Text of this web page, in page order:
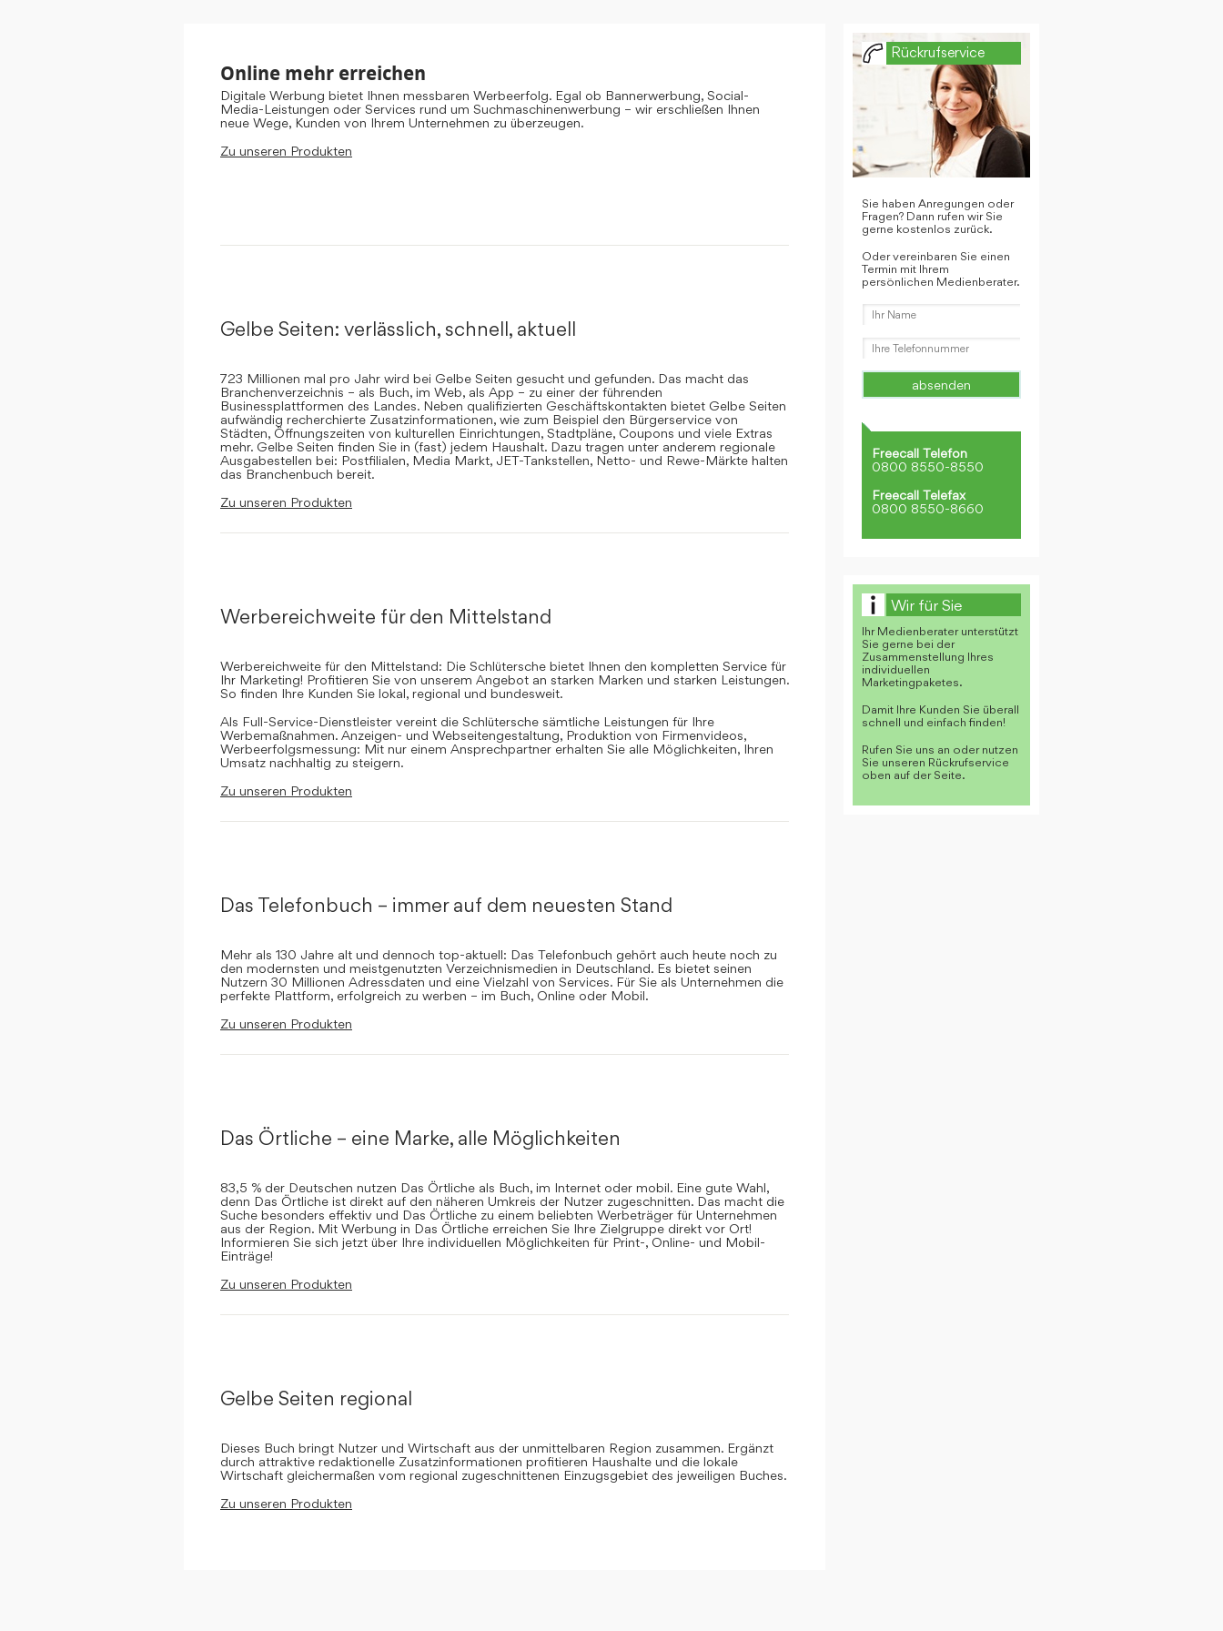
Online mehr erreichen
Digitale Werbung bietet Ihnen messbaren Werbeerfolg. Egal ob Bannerwerbung, Social-
Media-Leistungen oder Services rund um Suchmaschinenwerbung – wir erschließen Ihnen
neue Wege, Kunden von Ihrem Unternehmen zu überzeugen.
Zu unseren Produkten
Gelbe Seiten: verlässlich, schnell, aktuell
723 Millionen mal pro Jahr wird bei Gelbe Seiten gesucht und gefunden. Das macht das
Branchenverzeichnis – als Buch, im Web, als App – zu einer der führenden
Businessplattformen des Landes. Neben qualifizierten Geschäftskontakten bietet Gelbe Seiten
aufwändig recherchierte Zusatzinformationen, wie zum Beispiel den Bürgerservice von
Städten, Öffnungszeiten von kulturellen Einrichtungen, Stadtpläne, Coupons und viele Extras
mehr. Gelbe Seiten finden Sie in (fast) jedem Haushalt. Dazu tragen unter anderem regionale
Ausgabestellen bei: Postfilialen, Media Markt, JET-Tankstellen, Netto- und Rewe-Märkte halten
das Branchenbuch bereit.
Zu unseren Produkten
Werbereichweite für den Mittelstand
Werbereichweite für den Mittelstand: Die Schlütersche bietet Ihnen den kompletten Service für
Ihr Marketing! Profitieren Sie von unserem Angebot an starken Marken und starken Leistungen.
So finden Ihre Kunden Sie lokal, regional und bundesweit.
Als Full-Service-Dienstleister vereint die Schlütersche sämtliche Leistungen für Ihre
Werbemaßnahmen. Anzeigen- und Webseitengestaltung, Produktion von Firmenvideos,
Werbeerfolgsmessung: Mit nur einem Ansprechpartner erhalten Sie alle Möglichkeiten, Ihren
Umsatz nachhaltig zu steigern.
Zu unseren Produkten
Das Telefonbuch – immer auf dem neuesten Stand
Mehr als 130 Jahre alt und dennoch top-aktuell: Das Telefonbuch gehört auch heute noch zu
den modernsten und meistgenutzten Verzeichnismedien in Deutschland. Es bietet seinen
Nutzern 30 Millionen Adressdaten und eine Vielzahl von Services. Für Sie als Unternehmen die
perfekte Plattform, erfolgreich zu werben – im Buch, Online oder Mobil.
Zu unseren Produkten
Das Örtliche – eine Marke, alle Möglichkeiten
83,5 % der Deutschen nutzen Das Örtliche als Buch, im Internet oder mobil. Eine gute Wahl,
denn Das Örtliche ist direkt auf den näheren Umkreis der Nutzer zugeschnitten. Das macht die
Suche besonders effektiv und Das Örtliche zu einem beliebten Werbeträger für Unternehmen
aus der Region. Mit Werbung in Das Örtliche erreichen Sie Ihre Zielgruppe direkt vor Ort!
Informieren Sie sich jetzt über Ihre individuellen Möglichkeiten für Print-, Online- und Mobil-
Einträge!
Zu unseren Produkten
Gelbe Seiten regional
Dieses Buch bringt Nutzer und Wirtschaft aus der unmittelbaren Region zusammen. Ergänzt
durch attraktive redaktionelle Zusatzinformationen profitieren Haushalte und die lokale
Wirtschaft gleichermaßen vom regional zugeschnittenen Einzugsgebiet des jeweiligen Buches.
Zu unseren Produkten
Rückrufservice
Sie haben Anregungen oder
Fragen? Dann rufen wir Sie
gerne kostenlos zurück.
Oder vereinbaren Sie einen
Termin mit Ihrem
persönlichen Medienberater.
Freecall Telefon
0800 8550-8550
Freecall Telefax
0800 8550-8660
Wir für Sie
Ihr Medienberater unterstützt
Sie gerne bei der
Zusammenstellung Ihres
individuellen
Marketingpaketes.
Damit Ihre Kunden Sie überall
schnell und einfach finden!
Rufen Sie uns an oder nutzen
Sie unseren Rückrufservice
oben auf der Seite.